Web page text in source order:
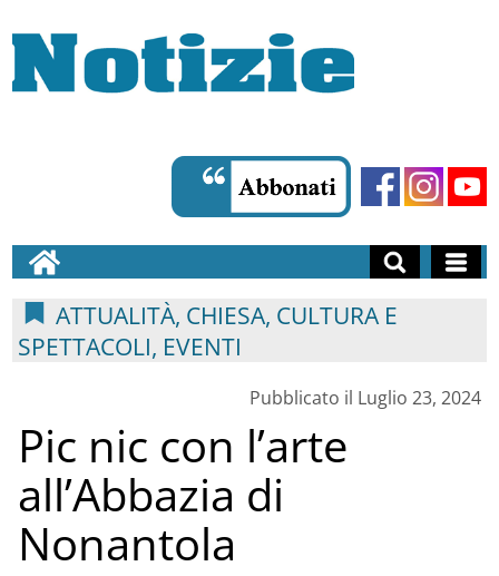
ATTUALITÀ, CHIESA, CULTURA E
SPETTACOLI, EVENTI
Pubblicato il Luglio 23, 2024
Pic nic con l’arte
all’Abbazia di
Nonantola